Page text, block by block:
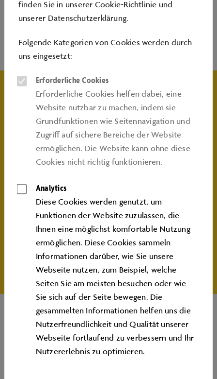
zur Homepage der Volkswagen Bank
INFO
Für den Zugang zur Volkswagen Bank-Filiale oder zur
Fahrzeugbestellung im Kundencenter benötigen Sie
eine gültige Tages- bzw. Jahreskarte oder eine
Terminbestätigung, die Sie am Welcome Desk
vorzeigen. Natürlich besteht die Möglichkeit vor Ort
Stunde die Autostadt wieder verlassen, erhalten Sie
den Kaufbetrag hierfür zurückerstattet.
Ihr Termin dauert länger? Kein Problem! Ihr
Gesprächspartner bestätigt Ihnen das gerne und Sie
erhalten ebenfalls die Erstattung des Ticketpreises.
PLAN DER AUTOSTADT
finden Sie in unserer Cookie-Richtlinie und
unserer Datenschutzerklärung.
Folgende Kategorien von Cookies werden durch
uns eingesetzt:
Erforderliche Cookies
Erforderliche Cookies helfen dabei, eine
Website nutzbar zu machen, indem sie
Grundfunktionen wie Seitennavigation und
Zugriﬀ auf sichere Bereiche der Website
ermöglichen. Die Website kann ohne diese
Cookies nicht richtig funktionieren.
Analytics
Diese Cookies werden genutzt, um
Funktionen der Website zuzulassen, die
Ihnen eine möglichst komfortable Nutzung
ermöglichen. Diese Cookies sammeln
Informationen darüber, wie Sie unsere
Webseite nutzen, zum Beispiel, welche
Seiten Sie am meisten besuchen oder wie
Sie sich auf der Seite bewegen. Die
gesammelten Informationen helfen uns die
Nutzerfreundlichkeit und Qualität unserer
Webseite fortlaufend zu verbessern und Ihr
Nutzererlebnis zu optimieren.